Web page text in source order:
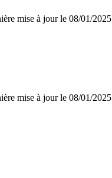
mise à jour le 08/01/2025
mise à jour le 08/01/2025